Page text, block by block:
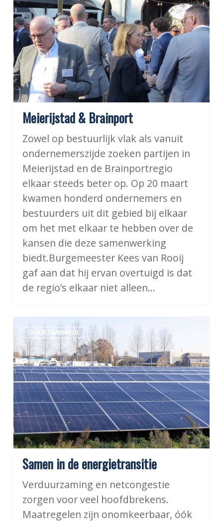
Brainport
Meierijstad & Brainport
Zowel op bestuurlijk vlak als vanuit
ondernemerszijde zoeken partijen in
Meierijstad en de Brainportregio
elkaar steeds beter op. Op 20 maart
kwamen honderd ondernemers en
bestuurders uit dit gebied bij elkaar
om het met elkaar te hebben over de
kansen die deze samenwerking
biedt.Burgemeester Kees van Rooij
gaf aan dat hij ervan overtuigd is dat
de regio’s elkaar niet alleen…
Samen
in
de
energietransitie
DUURZAAMHEID
Samen in de energietransitie
Verduurzaming en netcongestie
zorgen voor veel hoofdbrekens.
Maatregelen zijn onomkeerbaar, óók